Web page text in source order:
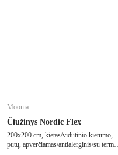
Moonia
Čiužinys Nordic Flex
200x200 cm, kietas/vidutinio kietumo,
putų, apverčiamas/antialerginis/su termo